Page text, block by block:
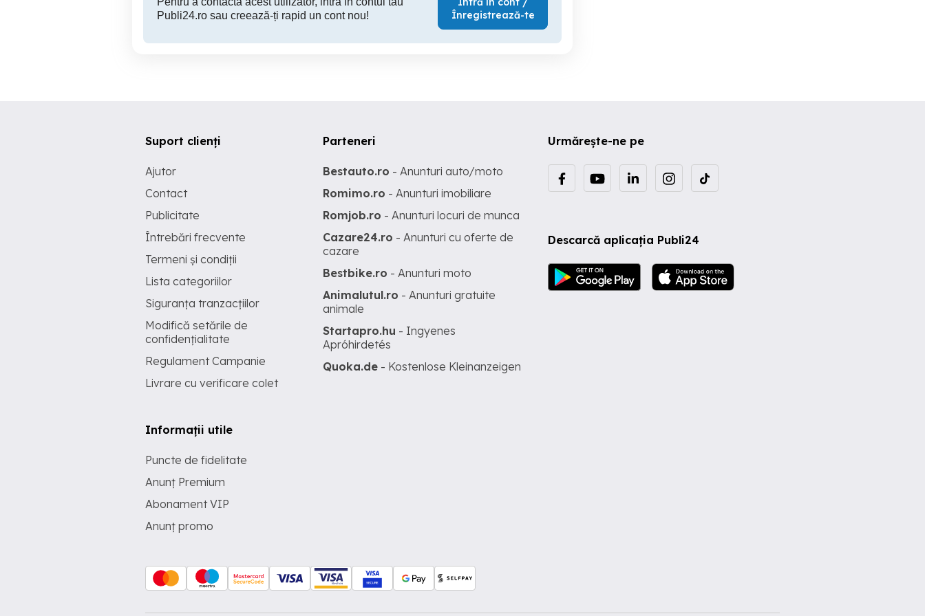
Publi24.ro sau creează-ți rapid un cont nou!
Înregistrează-te
Urmărește-ne pe
Descarcă aplicația Publi24
Suport clienți
Ajutor
Contact
Publicitate
Întrebări frecvente
Termeni și condiții
Lista categoriilor
Siguranța tranzacțiilor
Modifică setările de
confidențialitate
Regulament Campanie
Livrare cu verificare colet
Informații utile
Puncte de fidelitate
Anunț Premium
Abonament VIP
Anunț promo
Parteneri
Bestauto.ro - Anunturi auto/moto
Romimo.ro - Anunturi imobiliare
Romjob.ro - Anunturi locuri de munca
Cazare24.ro - Anunturi cu oferte de
cazare
Bestbike.ro - Anunturi moto
Animalutul.ro - Anunturi gratuite
animale
Startapro.hu - Ingyenes
Apróhirdetés
Quoka.de - Kostenlose Kleinanzeigen